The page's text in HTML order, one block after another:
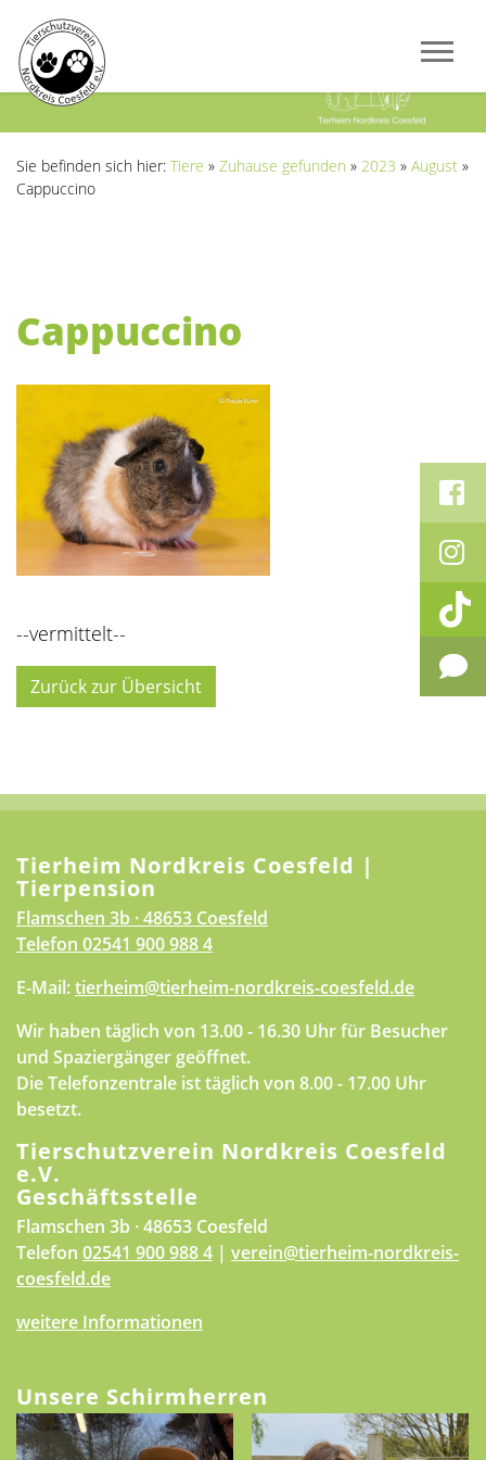
Sie befinden sich hier: Tiere » Zuhause gefunden » 2023 » August »
Cappuccino
Cappuccino
--vermittelt--
Zurück zur Übersicht
Tierheim Nordkreis Coesfeld |
Tierpension
Flamschen 3b · 48653 Coesfeld
Telefon 02541 900 988 4
E-Mail:tierheim@tierheim-nordkreis-coesfeld.de
Wir haben täglich von 13.00 - 16.30 Uhr für Besucher
und Spaziergänger geöffnet.
Die Telefonzentrale ist täglich von 8.00 - 17.00 Uhr
besetzt.
Tierschutzverein Nordkreis Coesfeld
e.V.
Geschäftsstelle
Flamschen 3b · 48653 Coesfeld
Telefon 02541 900 988 4 | verein@tierheim-nordkreis-
coesfeld.de
weitere Informationen
Unsere Schirmherren